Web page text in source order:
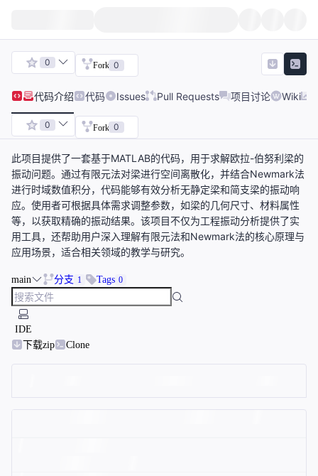
0 Fork 0
代码介绍 代码 Issues Pull Requests 项目讨论 Wiki
0 Fork 0
此项目提供了一套基于MATLAB的代码，用于求解欧拉-伯努利梁的
振动问题。通过有限元法对梁进行空间离散化，并结合Newmark法
进行时域数值积分，代码能够有效分析无静定梁和简支梁的振动响
应。使用者可根据具体需求调整参数，如梁的几何尺寸、材料属性
等，以获取精确的振动结果。该项目不仅为工程振动分析提供了实
用工具，还帮助用户深入理解有限元法和Newmark法的核心原理与
应用场景，适合相关领域的教学与研究。
main 分支 1 Tags 0
IDE
下载zip
Clone